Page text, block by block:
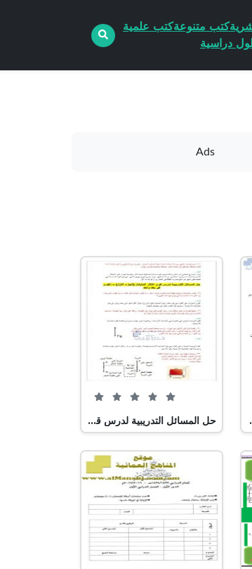
كتب متنوعةكتب علمية
دراسية
Ads
المتقدم
0 من 5 (0 تصويت)
حل المسائل التدريبية لدرس قوى التأثر المتبادل, (فيزياء) التاسع المتقدم